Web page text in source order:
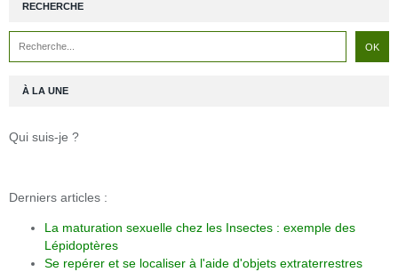
RECHERCHE
À LA UNE
Qui suis-je ?
Derniers articles :
La maturation sexuelle chez les Insectes : exemple des
Lépidoptères
Se repérer et se localiser à l'aide d'objets extraterrestres